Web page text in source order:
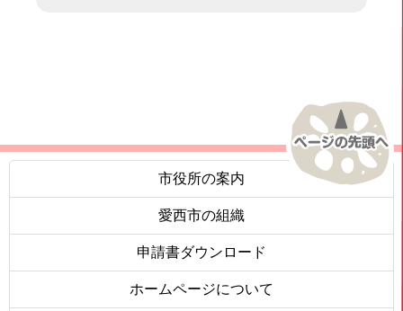
市役所の案内
愛西市の組織
申請書ダウンロード
ホームページについて